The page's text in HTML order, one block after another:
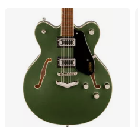
Vientos
Violines y cuarteto